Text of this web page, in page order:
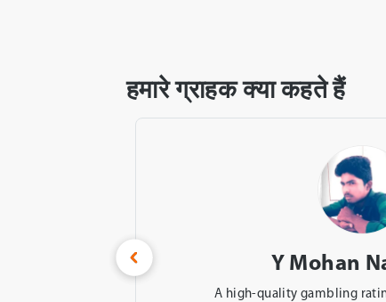
हमारे ग्राहक क्या कहते हैं
Gani
एक विश्वसनीय जुआ रेटिंग साइट। यह